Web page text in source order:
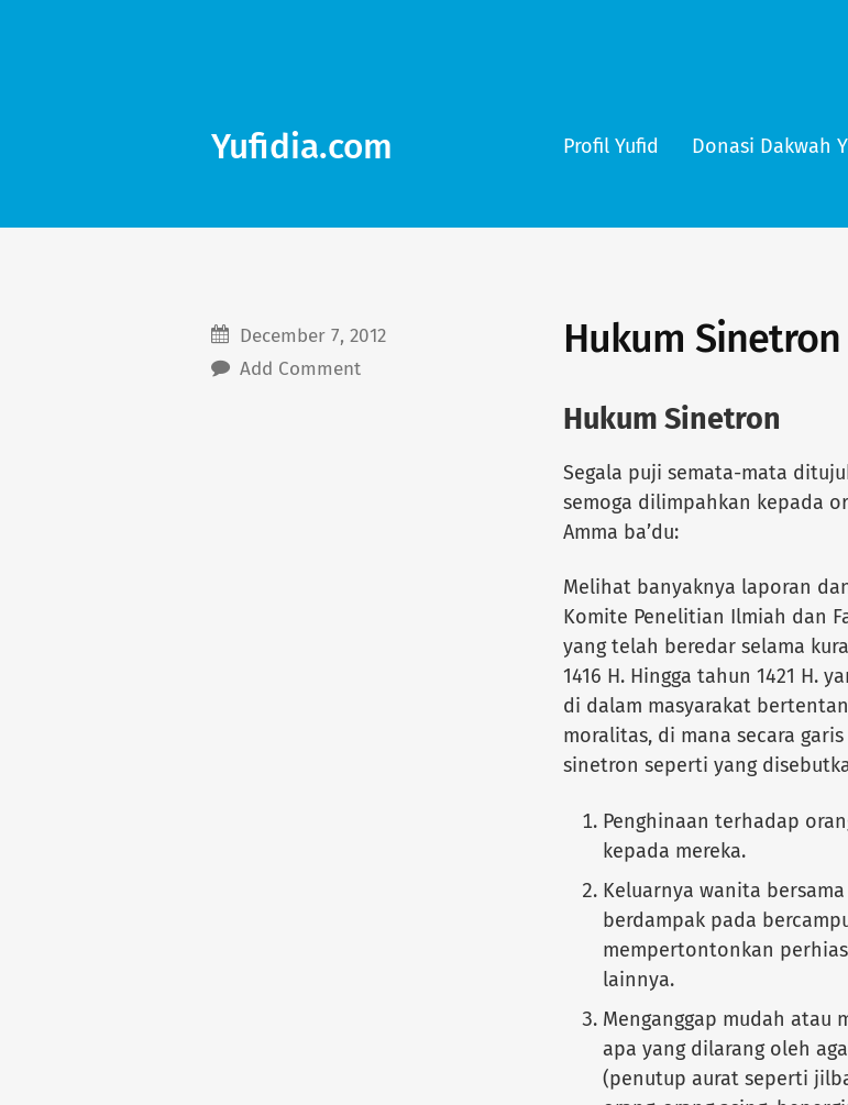
Yufidia.com Profil Yufid Donasi Dakwah
Hukum Sinetron
December 7, 2012
Add Comment
Hukum Sinetron
Segala puji semata-mata
semoga dilimpahkan kepada
Amma ba’du:
Melihat banyaknya laporan
Komite Penelitian Ilmiah dan
yang telah beredar selama
1416 H. Hingga tahun 1421 H.
di dalam masyarakat
moralitas, di mana secara
sinetron seperti yang
Penghinaan terhadap
kepada mereka.
Keluarnya wanita
berdampak pada
mempertontonkan
lainnya.
Menganggap mudah atau
apa yang dilarang oleh
(penutup aurat seperti